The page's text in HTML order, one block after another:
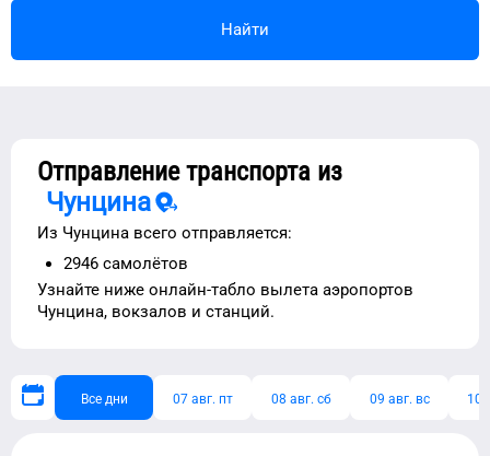
Найти
Отправление транспорта из
Чунцина
Из Чунцина всего отправляется:
2946 самолётов
Узнайте ниже онлайн-табло вылета аэропортов
Чунцина, вокзалов и станций.
Все дни 07 авг. пт 08 авг. сб 09 авг. вс 10